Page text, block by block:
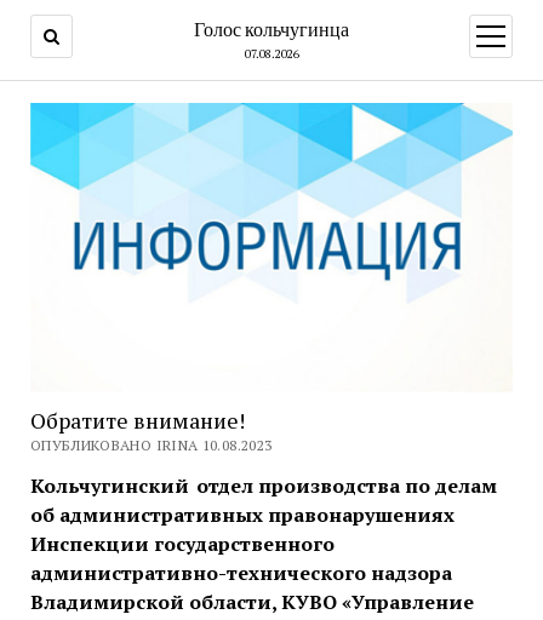
Голос кольчугинца
07.08.2026
меню
Обратите внимание!
ОПУБЛИКОВАНО IRINA 10.08.2023
Кольчугинский отдел производства по делам
об административных правонарушениях
Инспекции государственного
административно-технического надзора
Владимирской области, КУВО «Управление